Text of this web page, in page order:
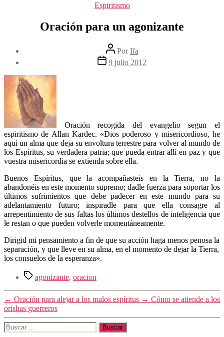
Categorías
Espiritismo
Oración para un agonizante
Autor
de
la
PorIfa
Fecha9 julio 2012
Oración recogida del evangelio segun el
espiritismo de Allan Kardec. «Dios poderoso y misericordioso, he
aquí un alma que deja su envoltura terrestre para volver al mundo de
los Espíritus, su verdadera patria; que pueda entrar allí en paz y que
vuestra misericordia se extienda sobre ella.
Buenos Espíritus, que la acompañasteis en la Tierra, no la
abandonéis en este momento supremo; dadle fuerza para soportar los
últimos sufrimientos que debe padecer en este mundo para su
adelantamiento futuro; inspiradle para que ella consagre al
arrepentimiento de sus faltas los últimos destellos de inteligencia que
le restan o que pueden volverle momentáneamente.
Dirigid mi pensamiento a fin de que su acción haga menos penosa la
separación, y que lleve en su alma, en el momento de dejar la Tierra,
los consuelos de la esperanza».
Etiquetas
agonizante, oracion
← Oración para alejar a los malos espíritus → Cómo se atiende a los
orishas guerreros
Buscar: